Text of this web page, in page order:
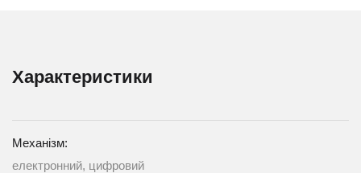
Характеристики
Механізм:
електронний, цифровий